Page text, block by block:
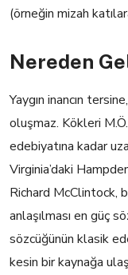
(örneğin mizah
Nereden
Yaygın inancın
oluşmaz. Kökleri
edebiyatına kadar
Virginia’daki
Richard McClintock,
anlaşılması en güç
sözcüğünün klasik
kesin bir kaynağa